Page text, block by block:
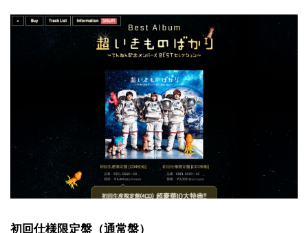
初回仕様限定盤（通常盤）